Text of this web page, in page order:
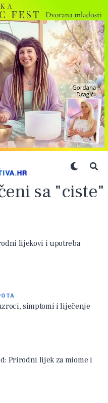
sa "ciste"
lijekovi i upotreba
simptomi i liječenje
Prirodni lijek za miome i